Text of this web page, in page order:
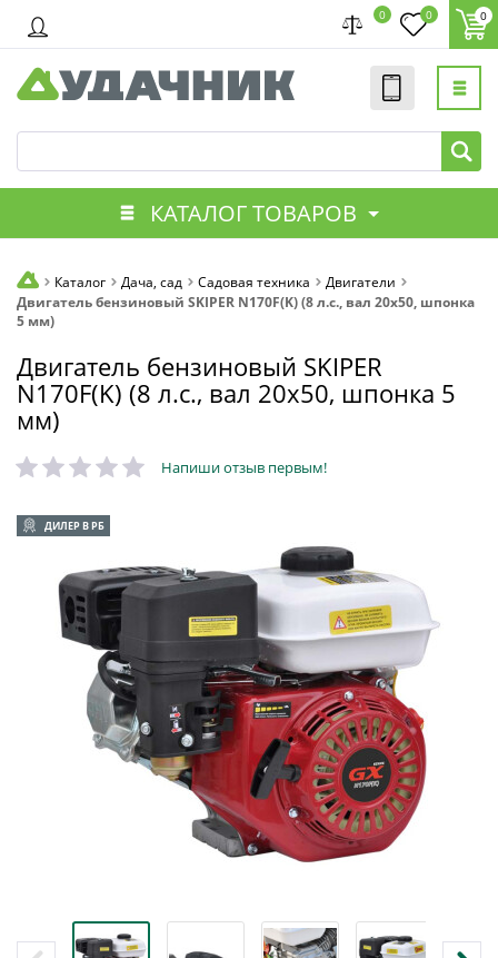
0 0 0
КАТАЛОГ ТОВАРОВ
Каталог Дача, сад Садовая техника
Двигатели
Двигатель бензиновый SKIPER N170F(K) (8 л.с., вал 20х50, шпонка
5 мм)
Двигатель бензиновый SKIPER
N170F(K) (8 л.с., вал 20х50, шпонка 5
мм)
Напиши отзыв первым!
ДИЛЕР В РБ